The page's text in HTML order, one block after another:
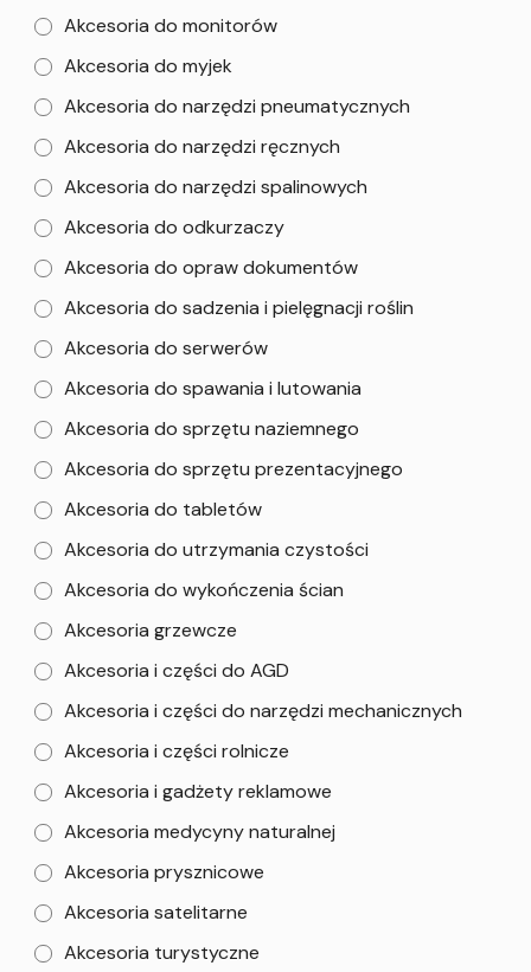
Akcesoria do monitorów
Akcesoria do myjek
Akcesoria do narzędzi pneumatycznych
Akcesoria do narzędzi ręcznych
Akcesoria do narzędzi spalinowych
Akcesoria do odkurzaczy
Akcesoria do opraw dokumentów
Akcesoria do sadzenia i pielęgnacji roślin
Akcesoria do serwerów
Akcesoria do spawania i lutowania
Akcesoria do sprzętu naziemnego
Akcesoria do sprzętu prezentacyjnego
Akcesoria do tabletów
Akcesoria do utrzymania czystości
Akcesoria do wykończenia ścian
Akcesoria grzewcze
Akcesoria i części do AGD
Akcesoria i części do narzędzi mechanicznych
Akcesoria i części rolnicze
Akcesoria i gadżety reklamowe
Akcesoria medycyny naturalnej
Akcesoria prysznicowe
Akcesoria satelitarne
Akcesoria turystyczne